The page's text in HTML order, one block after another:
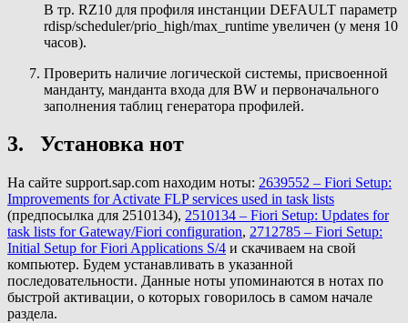
В тр. RZ10 для профиля инстанции DEFAULT параметр
rdisp/scheduler/prio_high/max_runtime увеличен (у меня 10
часов).
Проверить наличие логической системы, присвоенной
манданту, манданта входа для BW и первоначального
заполнения таблиц генератора профилей.
3. Установка нот
На сайте support.sap.com находим ноты: 2639552 – Fiori Setup:
Improvements for Activate FLP services used in task lists
(предпосылка для 2510134), 2510134 – Fiori Setup: Updates for
task lists for Gateway/Fiori configuration, 2712785 – Fiori Setup:
Initial Setup for Fiori Applications S/4 и скачиваем на свой
компьютер. Будем устанавливать в указанной
последовательности. Данные ноты упоминаются в нотах по
быстрой активации, о которых говорилось в самом начале
раздела.